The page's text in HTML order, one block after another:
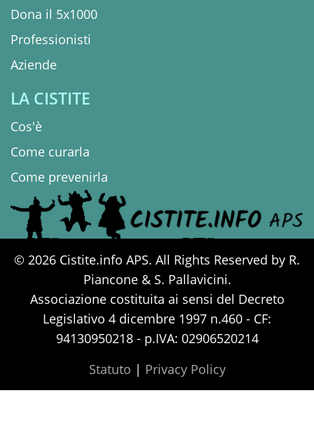
Dona il 5x1000
Professionisti
Aziende
LA CISTITE
Cos'è
Come curarla
Come prevenirla
© 2026 Cistite.info APS. All Rights Reserved by R.
Piancone & S. Pallavicini.
Associazione costituita ai sensi del Decreto
Legislativo 4 dicembre 1997 n.460 - CF:
94130950218 - p.IVA: 02906520214
Statuto | Privacy Policy